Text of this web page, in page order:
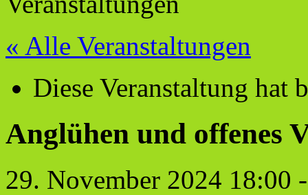
« Alle Veranstaltungen
Diese Veranstaltung hat
Anglühen und offenes
29. November 2024 18:00